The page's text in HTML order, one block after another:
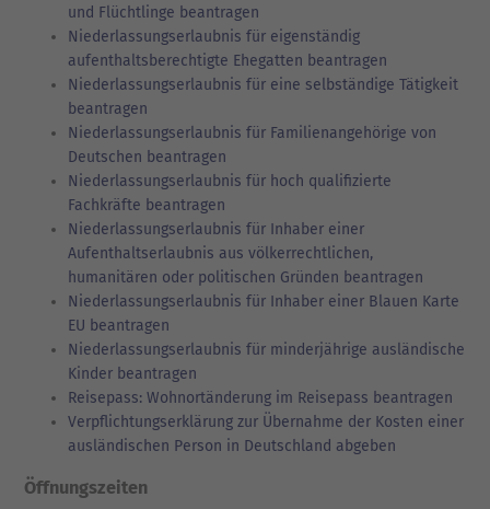
und Flüchtlinge beantragen
Niederlassungserlaubnis für eigenständig
aufenthaltsberechtigte Ehegatten beantragen
Niederlassungserlaubnis für eine selbständige Tätigkeit
beantragen
Niederlassungserlaubnis für Familienangehörige von
Deutschen beantragen
Niederlassungserlaubnis für hoch qualifizierte
Fachkräfte beantragen
Niederlassungserlaubnis für Inhaber einer
Aufenthaltserlaubnis aus völkerrechtlichen,
humanitären oder politischen Gründen beantragen
Niederlassungserlaubnis für Inhaber einer Blauen Karte
EU beantragen
Niederlassungserlaubnis für minderjährige ausländische
Kinder beantragen
Reisepass: Wohnortänderung im Reisepass beantragen
Verpflichtungserklärung zur Übernahme der Kosten einer
ausländischen Person in Deutschland abgeben
Öffnungszeiten